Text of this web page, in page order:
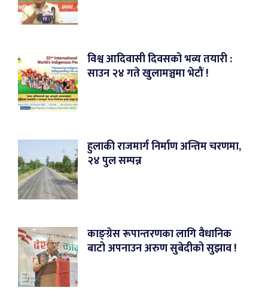
विश्व आदिवासी दिवसको भव्य तयारी :
साउन २४ गते खुलामञ्चमा भेटौं !
हुलाकी राजमार्ग निर्माण अन्तिम चरणमा,
२४ पुल सम्पन्न
काङ्ग्रेस रूपान्तरणका लागि वैधानिक
बाटो अपनाउन अरुण सुबेदीको सुझाव !